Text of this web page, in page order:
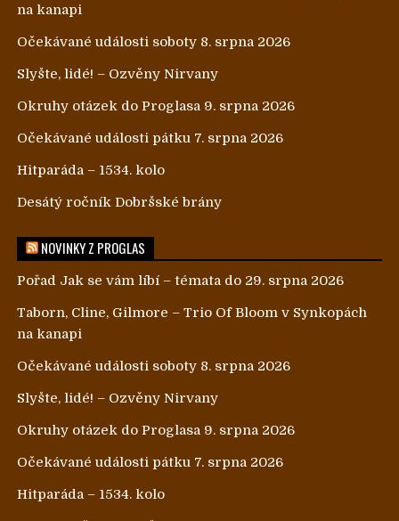
na kanapi
Očekávané události soboty 8. srpna 2026
Slyšte, lidé! – Ozvěny Nirvany
Okruhy otázek do Proglasa 9. srpna 2026
Očekávané události pátku 7. srpna 2026
Hitparáda – 1534. kolo
Desátý ročník Dobršské brány
NOVINKY Z PROGLAS
Pořad Jak se vám líbí – témata do 29. srpna 2026
Taborn, Cline, Gilmore – Trio Of Bloom v Synkopách
na kanapi
Očekávané události soboty 8. srpna 2026
Slyšte, lidé! – Ozvěny Nirvany
Okruhy otázek do Proglasa 9. srpna 2026
Očekávané události pátku 7. srpna 2026
Hitparáda – 1534. kolo